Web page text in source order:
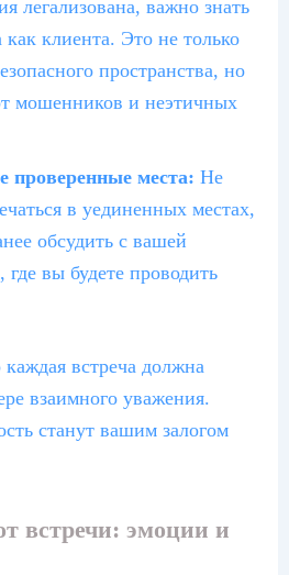
легализована, важно знать
как клиента. Это не только
пространства, но
мошенников и неэтичных
проверенные места: Не
в уединенных местах,
обсудить с вашей
где вы будете проводить
встреча должна
взаимного уважения.
станут вашим залогом
встречи: эмоции и